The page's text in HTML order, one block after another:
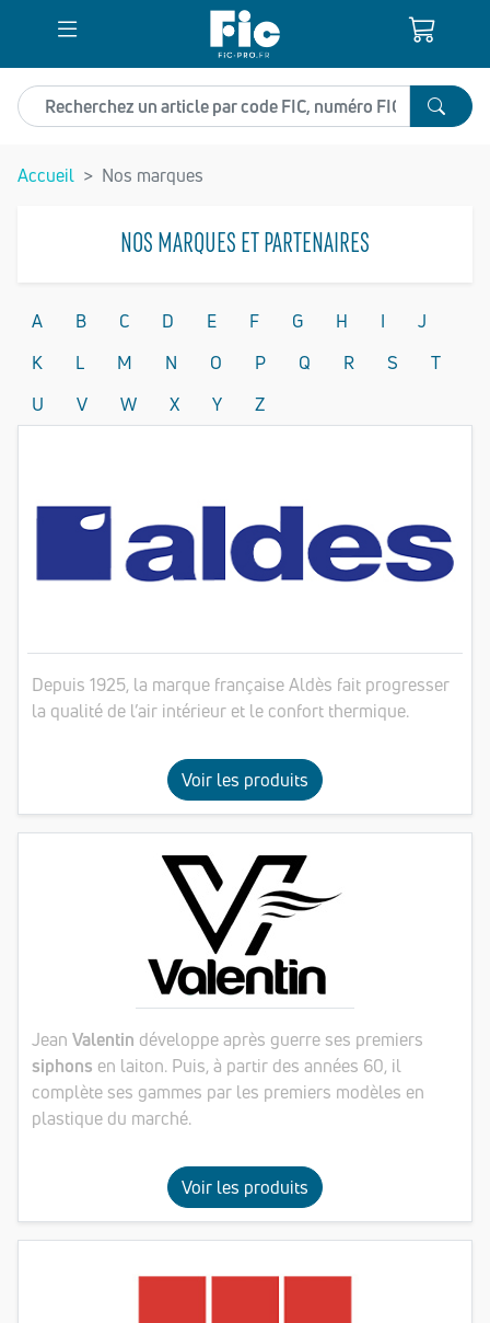
Recherchez un article
Accueil Nos marques
NOS MARQUES ET PARTENAIRES
A B C D E F G H I
J
K
L M N O P Q R S
T
U
V W X Y Z
Depuis 1925, la marque française Aldès fait progresser
la qualité de l’air intérieur et le confort thermique.
Voir les produits
Jean Valentin développe après guerre ses premiers
siphons en laiton. Puis, à partir des années 60, il
complète ses gammes par les premiers modèles en
plastique du marché.
Voir les produits